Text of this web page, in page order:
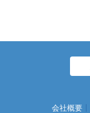
会社概要